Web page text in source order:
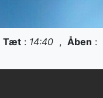
Tæt : 14:40 , Åben :